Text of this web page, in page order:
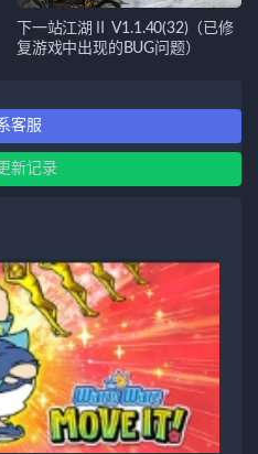
下一站江湖Ⅱ V1.1.40(32)（已修
复游戏中出现的BUG问题）
客服
新记录